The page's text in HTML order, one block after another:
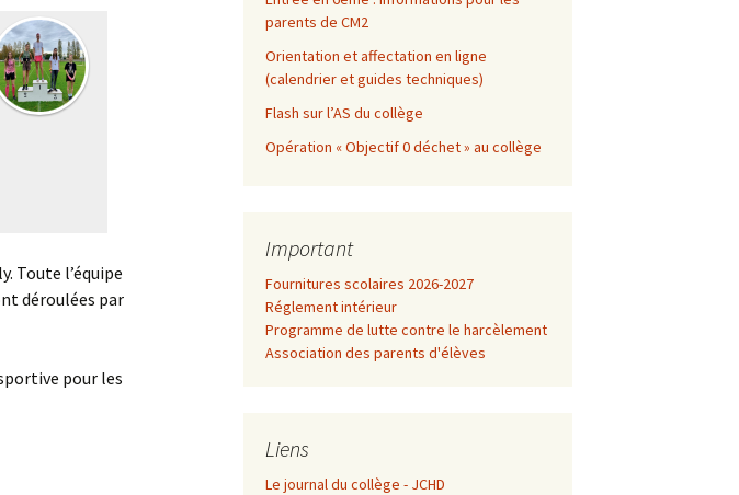
Toute l’équipe
déroulées par
pour les
parents de CM2
Orientation et affectation en ligne
(calendrier et guides techniques)
Flash sur l’AS du collège
Opération « Objectif 0 déchet » au collège
Important
Fournitures scolaires 2026-2027
Réglement intérieur
Programme de lutte contre le harcèlement
Association des parents d'élèves
Liens
Le journal du collège - JCHD